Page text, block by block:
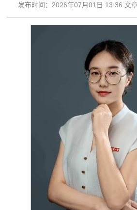
发布时间：2026年07月01日 13:36 文章